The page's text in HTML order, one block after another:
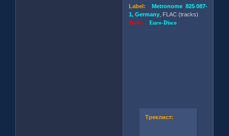
Label: Metronome 825 087-
1, Germany , FLAC (tracks)
Style:Euro-Disco
Треклист: